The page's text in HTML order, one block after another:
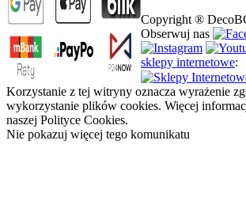
Copyright ®
Obserwuj nas
sklepy internetowe:
Korzystanie z tej witryny oznacza wyrażenie
wykorzystanie plików cookies. Więcej
naszej Polityce Cookies.
Nie pokazuj więcej tego komunikatu